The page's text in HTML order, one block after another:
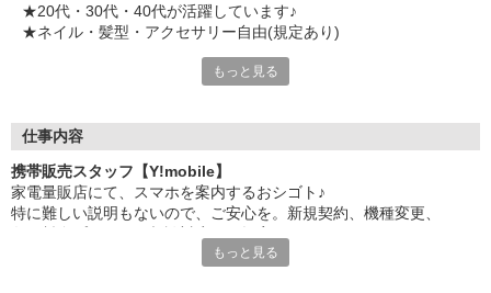
★20代・30代・40代が活躍しています♪
★ネイル・髪型・アクセサリー自由(規定あり)
でも心配ご無用！
お互いに教え合ったり、フォローしあったりする
和気あいあいとした人間関係がある店舗ばかり！
皆で一緒にステップアップしましょう♪
【選べるお仕事いろいろ】
もっと見る
仕事内容
携帯販売スタッフ【Y!mobile】
家電量販店にて、スマホを案内するおシゴト♪
特に難しい説明もないので、ご安心を。新規契約、機種変更、
もっと見る